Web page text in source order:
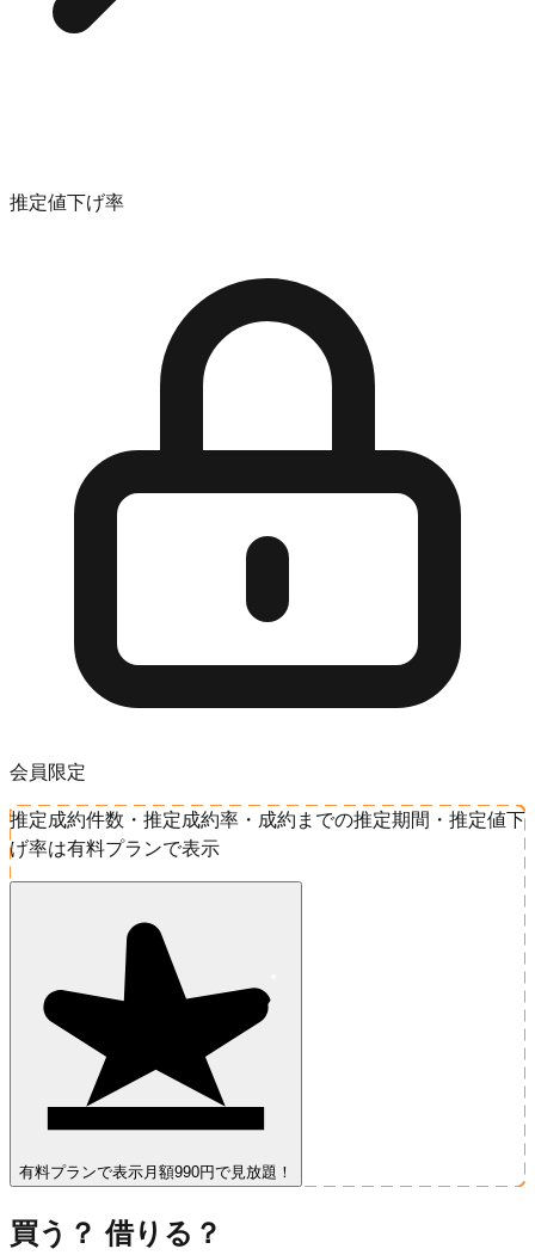
推定値下げ率
会員限定
推定成約件数・推定成約率・成約までの推定期間・推定値下
げ率は有料プランで表示
有料プランで表示 月額990円で見放題！
買う？ 借りる？